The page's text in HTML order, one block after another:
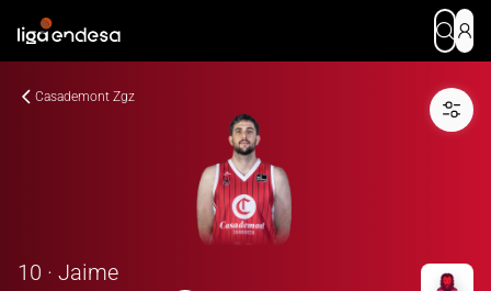
Casademont Zgz
10 · Jaime